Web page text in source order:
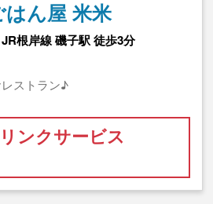
はん屋 米米
JR根岸線 磯子駅 徒歩3分
ストラン♪
ンクサービス